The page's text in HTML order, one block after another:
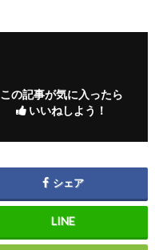
この記事が気に入ったら
いいねしよう！
シェア